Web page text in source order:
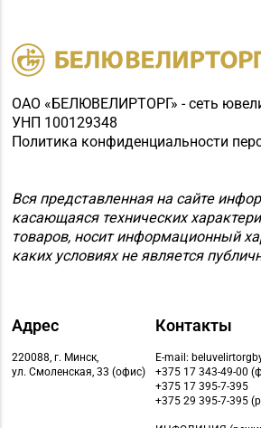
ОАО «БЕЛЮВЕЛИРТОРГ» - сеть
УНП 100129348
Политика конфиденциальности
Вся представленная на сайте
касающаяся технических
товаров, носит информационный
каких условиях не является
Адрес
220088, г. Минск,
ул. Смоленская, 33 (офис)
Контакты
E-mail:
+375 17 343-49-00
+375 17 395-7-395
+375 29 395-7-395